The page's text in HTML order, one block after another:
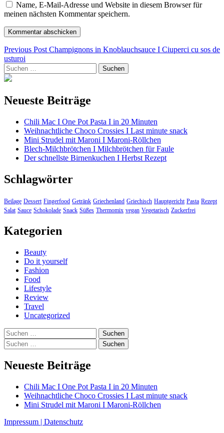
Name, E-Mail-Adresse und Website in diesem Browser für
meinen nächsten Kommentar speichern.
Beitragsnavigation
Previous Post Champignons in Knoblauchsauce I Ciuperci cu sos de
usturoi
Suchen
nach:
Neueste Beiträge
Chili Mac I One Pot Pasta I in 20 Minuten
Weihnachtliche Choco Crossies I Last minute snack
Mini Strudel mit Maroni I Maroni-Röllchen
Blech-Milchbrötchen I Milchbrötchen für Faule
Der schnellste Birnenkuchen I Herbst Rezept
Schlagwörter
Beilage Dessert Fingerfood Getränk Griechenland Griechisch Hauptgericht Pasta Rezept
Salat Sauce Schokolade Snack Süßes Thermomix vegan Vegetarisch Zuckerfrei
Kategorien
Beauty
Do it yourself
Fashion
Food
Lifestyle
Review
Travel
Uncategorized
Suchen
nach:
Suchen
nach:
Neueste Beiträge
Chili Mac I One Pot Pasta I in 20 Minuten
Weihnachtliche Choco Crossies I Last minute snack
Mini Strudel mit Maroni I Maroni-Röllchen
Impressum | Datenschutz